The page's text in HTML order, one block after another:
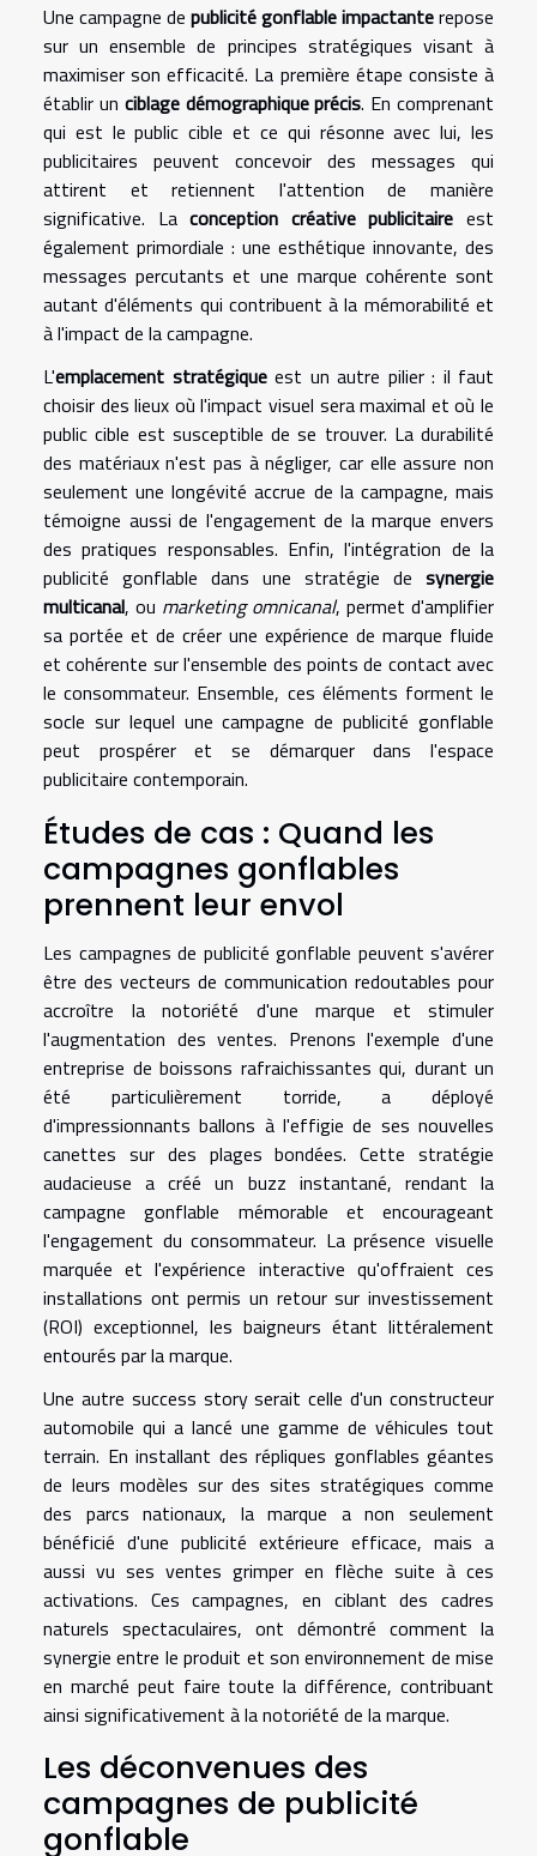
Une campagne de publicité gonflable impactanterepose
sur un ensemble de principes stratégiques visant à
maximiser son efficacité. La première étape consiste à
établir un ciblage démographique précis. En comprenant
qui est le public cible et ce qui résonne avec lui, les
publicitaires peuvent concevoir des messages qui
attirent et retiennent l'attention de manière
significative. Laconception créative publicitaire est
également primordiale : une esthétique innovante, des
messages percutants et une marque cohérente sont
autant d'éléments qui contribuent à la mémorabilité et
à l'impact de la campagne.
L'emplacement stratégiqueest un autre pilier : il faut
choisir des lieux où l'impact visuel sera maximal et où le
public cible est susceptible de se trouver. La durabilité
des matériaux n'est pas à négliger, car elle assure non
seulement une longévité accrue de la campagne, mais
témoigne aussi de l'engagement de la marque envers
des pratiques responsables. Enfin, l'intégration de la
publicité gonflable dans une stratégie de synergie
multicanal, ou marketing omnicanal, permet d'amplifier
sa portée et de créer une expérience de marque fluide
et cohérente sur l'ensemble des points de contact avec
le consommateur. Ensemble, ces éléments forment le
socle sur lequel une campagne de publicité gonflable
peut prospérer et se démarquer dans l'espace
publicitaire contemporain.
Études de cas : Quand les
campagnes gonflables
prennent leur envol
Les campagnes de publicité gonflable peuvent s'avérer
être des vecteurs de communication redoutables pour
accroître la notoriété d'une marque et stimuler
l'augmentation des ventes. Prenons l'exemple d'une
entreprise de boissons rafraichissantes qui, durant un
été particulièrement torride, a déployé
d'impressionnants ballons à l'effigie de ses nouvelles
canettes sur des plages bondées. Cette stratégie
audacieuse a créé un buzz instantané, rendant la
campagne gonflable mémorable et encourageant
l'engagement du consommateur. La présence visuelle
marquée et l'expérience interactive qu'offraient ces
installations ont permis un retour sur investissement
(ROI) exceptionnel, les baigneurs étant littéralement
entourés par la marque.
Une autre success story serait celle d'un constructeur
automobile qui a lancé une gamme de véhicules tout
terrain. En installant des répliques gonflables géantes
de leurs modèles sur des sites stratégiques comme
des parcs nationaux, la marque a non seulement
bénéficié d'une publicité extérieure efficace, mais a
aussi vu ses ventes grimper en flèche suite à ces
activations. Ces campagnes, en ciblant des cadres
naturels spectaculaires, ont démontré comment la
synergie entre le produit et son environnement de mise
en marché peut faire toute la différence, contribuant
ainsi significativement à la notoriété de la marque.
Les déconvenues des
campagnes de publicité
gonflable